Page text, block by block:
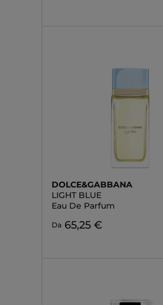
DOLCE&GABBANA
LIGHT BLUE
Eau De Parfum
Da 65,25 €